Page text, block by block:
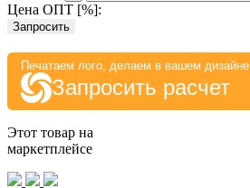
Цена ОПТ [%]:
Запросить
Печатаем лого, делаем в вашем дизайне
Запросить расчет
Этот товар на
маркетплейсе